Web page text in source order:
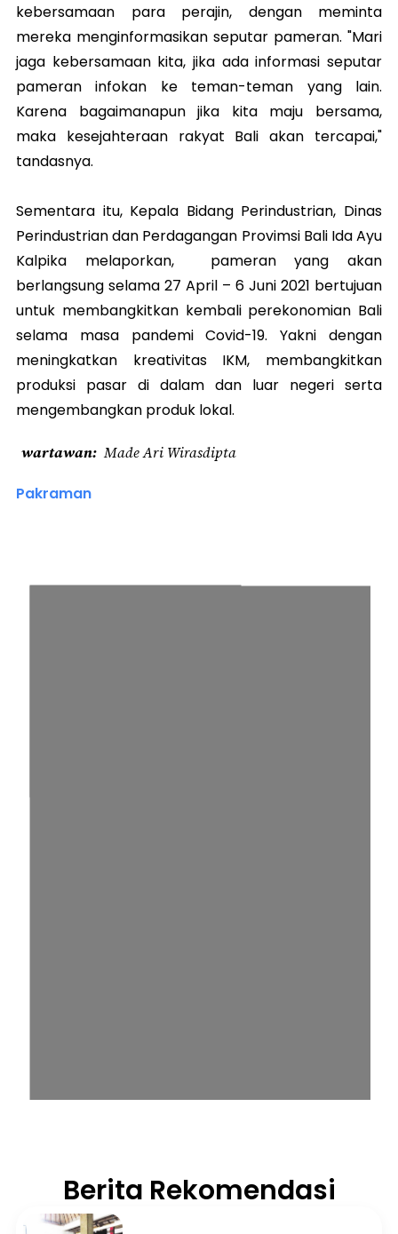
kebersamaan para perajin, dengan meminta
mereka menginformasikan seputar pameran. "Mari
jaga kebersamaan kita, jika ada informasi seputar
pameran infokan ke teman-teman yang lain.
Karena bagaimanapun jika kita maju bersama,
maka kesejahteraan rakyat Bali akan tercapai,"
tandasnya.
Sementara itu, Kepala Bidang Perindustrian, Dinas
Perindustrian dan Perdagangan Provimsi Bali Ida Ayu
Kalpika melaporkan, pameran yang akan
berlangsung selama 27 April – 6 Juni 2021 bertujuan
untuk membangkitkan kembali perekonomian Bali
selama masa pandemi Covid-19. Yakni dengan
meningkatkan kreativitas IKM, membangkitkan
produksi pasar di dalam dan luar negeri serta
mengembangkan produk lokal.
wartawan Made Ari Wirasdipta
Pakraman
Berita Rekomendasi